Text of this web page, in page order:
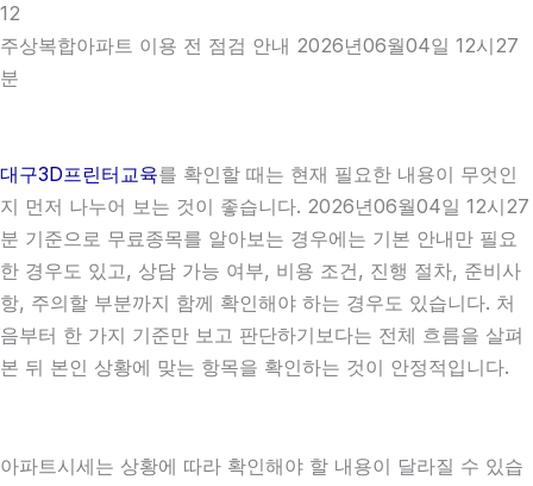
12
주상복합아파트 이용 전 점검 안내 2026년06월04일 12시27
분
대구3D프린터교육를 확인할 때는 현재 필요한 내용이 무엇인
지 먼저 나누어 보는 것이 좋습니다. 2026년06월04일 12시27
분 기준으로 무료종목를 알아보는 경우에는 기본 안내만 필요
한 경우도 있고, 상담 가능 여부, 비용 조건, 진행 절차, 준비사
항, 주의할 부분까지 함께 확인해야 하는 경우도 있습니다. 처
음부터 한 가지 기준만 보고 판단하기보다는 전체 흐름을 살펴
본 뒤 본인 상황에 맞는 항목을 확인하는 것이 안정적입니다.
아파트시세는 상황에 따라 확인해야 할 내용이 달라질 수 있습